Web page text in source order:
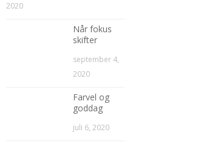
2020
Når fokus
skifter
september 4,
2020
Farvel og
goddag
juli 6, 2020